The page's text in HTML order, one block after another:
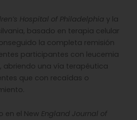
Hospital of Philadelphia y la
basado en terapia celular
la completa remisión
participantes con leucemia
abriendo una vía terapéutica
que con recaídas o
en el New England Journal of